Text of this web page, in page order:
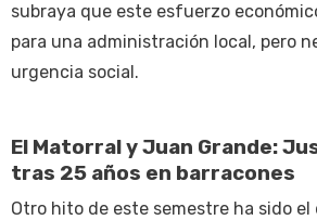
subraya que este esfuerzo
para una administración local, pero
urgencia social.
El Matorral y Juan Grande:
tras 25 años en barracones
Otro hito de este semestre ha sido el